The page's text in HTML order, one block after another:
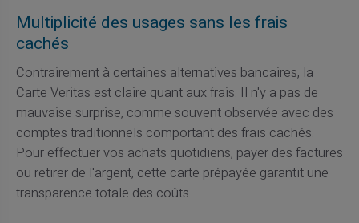
Multiplicité des usages sans les frais
cachés
Contrairement à certaines alternatives bancaires, la
Carte Veritas est claire quant aux frais. Il n'y a pas de
mauvaise surprise, comme souvent observée avec des
comptes traditionnels comportant des frais cachés.
Pour effectuer vos achats quotidiens, payer des factures
ou retirer de l'argent, cette carte prépayée garantit une
transparence totale des coûts.